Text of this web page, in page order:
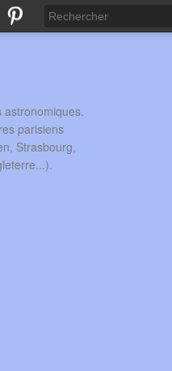
astronomiques.
parisiens
Strasbourg,